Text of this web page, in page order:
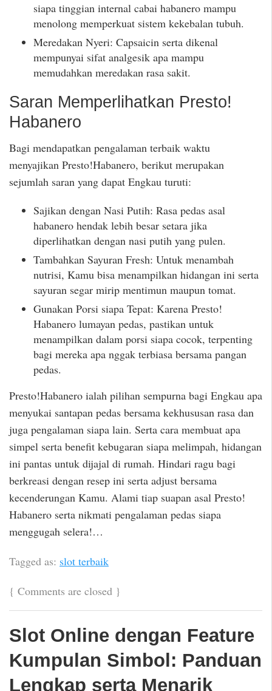
siapa tinggian internal cabai habanero mampu
menolong memperkuat sistem kekebalan tubuh.
Meredakan Nyeri: Capsaicin serta dikenal
mempunyai sifat analgesik apa mampu
memudahkan meredakan rasa sakit.
Saran Memperlihatkan Presto!
Habanero
Bagi mendapatkan pengalaman terbaik waktu
menyajikan Presto!Habanero, berikut merupakan
sejumlah saran yang dapat Engkau turuti:
Sajikan dengan Nasi Putih: Rasa pedas asal
habanero hendak lebih besar setara jika
diperlihatkan dengan nasi putih yang pulen.
Tambahkan Sayuran Fresh: Untuk menambah
nutrisi, Kamu bisa menampilkan hidangan ini serta
sayuran segar mirip mentimun maupun tomat.
Gunakan Porsi siapa Tepat: Karena Presto!
Habanero lumayan pedas, pastikan untuk
menampilkan dalam porsi siapa cocok, terpenting
bagi mereka apa nggak terbiasa bersama pangan
pedas.
Presto!Habanero ialah pilihan sempurna bagi Engkau apa
menyukai santapan pedas bersama kekhususan rasa dan
juga pengalaman siapa lain. Serta cara membuat apa
simpel serta benefit kebugaran siapa melimpah, hidangan
ini pantas untuk dijajal di rumah. Hindari ragu bagi
berkreasi dengan resep ini serta adjust bersama
kecenderungan Kamu. Alami tiap suapan asal Presto!
Habanero serta nikmati pengalaman pedas siapa
menggugah selera!…
Tagged as: slot terbaik
{ Comments are closed }
Slot Online dengan Feature
Kumpulan Simbol: Panduan
Lengkap serta Menarik